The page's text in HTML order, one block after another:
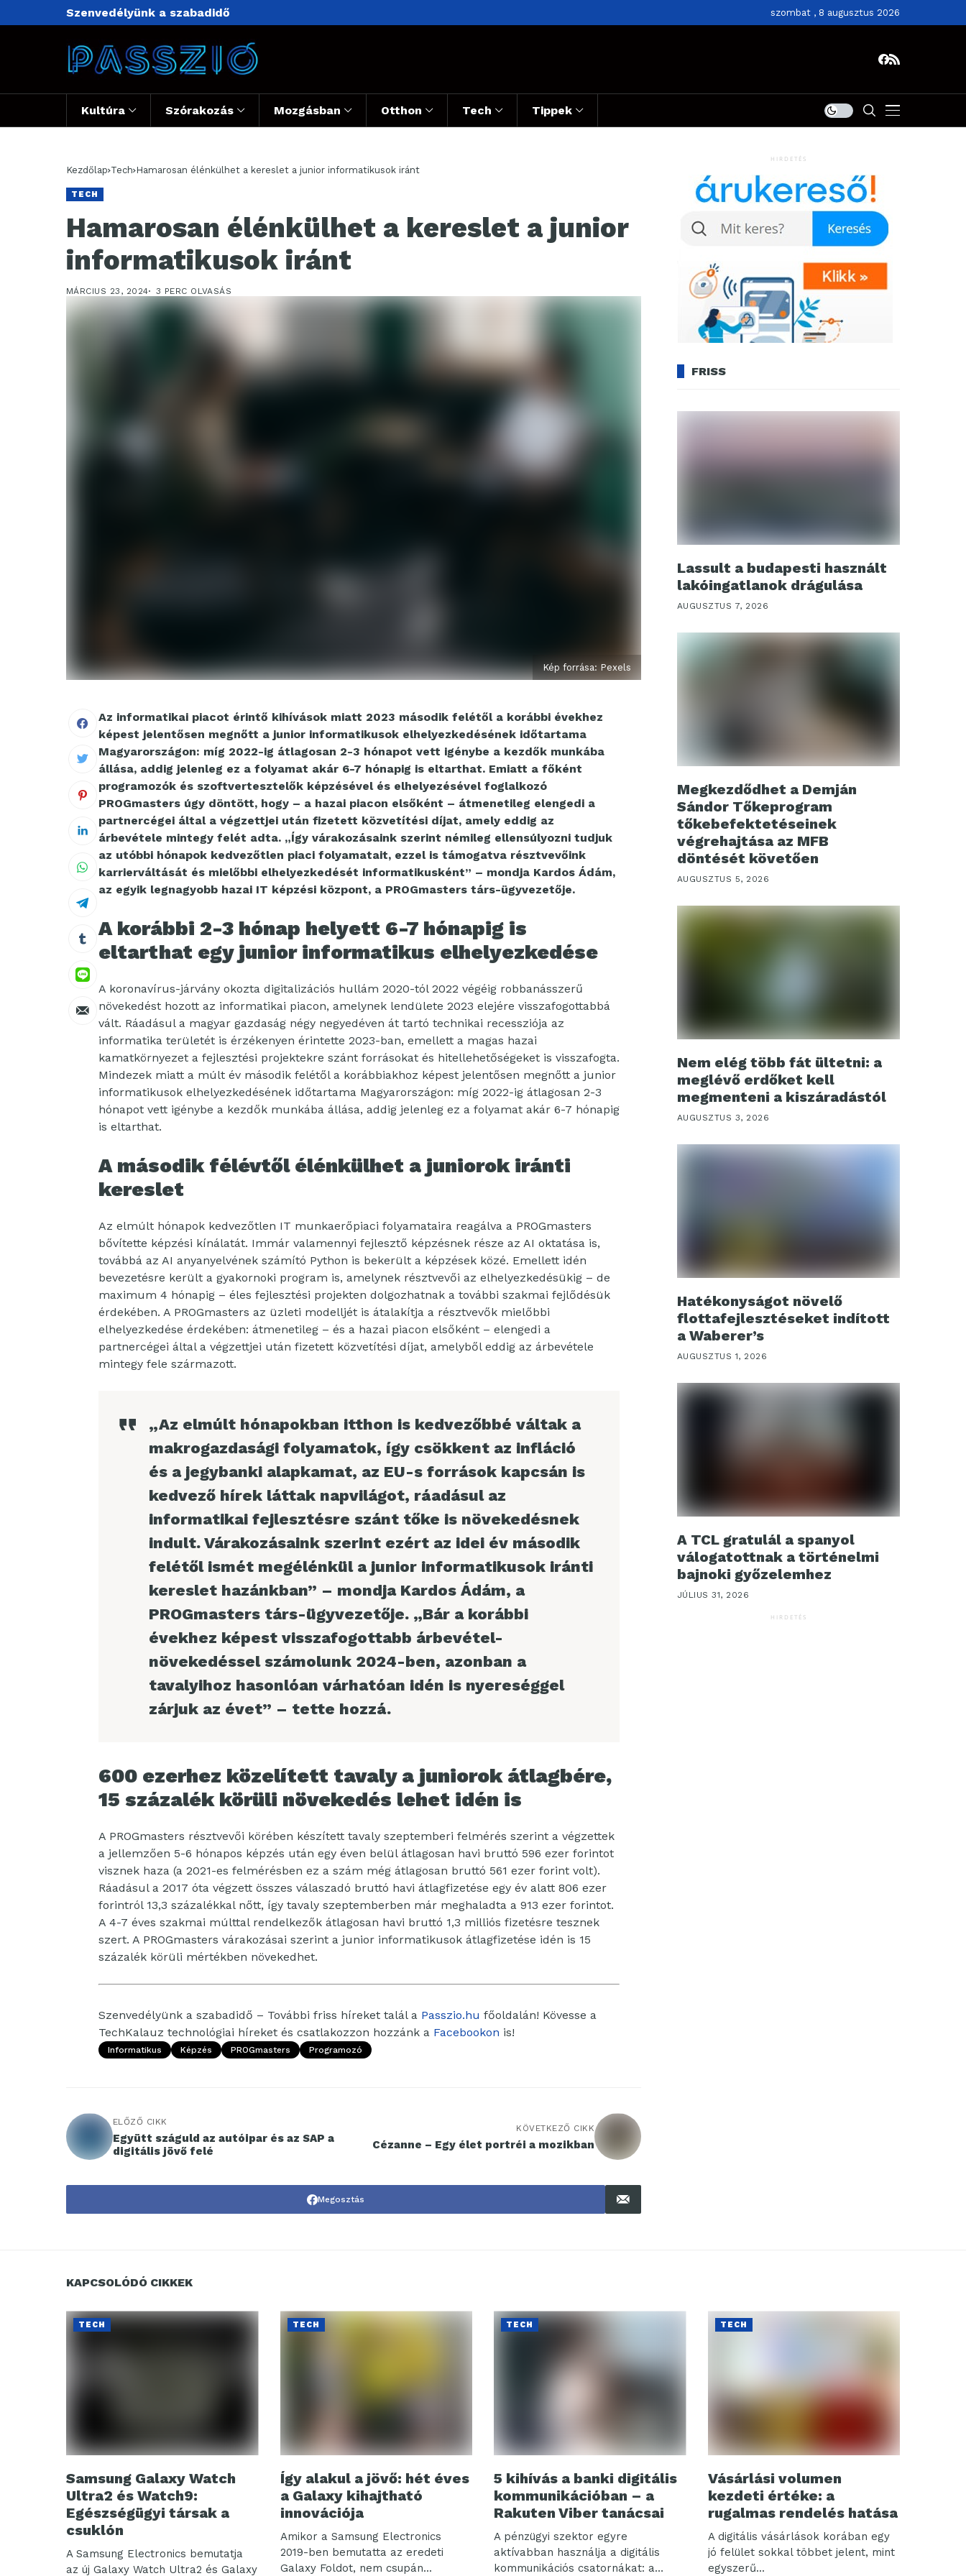
Szenvedélyünk a szabadidő szombat , 8 augusztus 2026
Kultúra Szórakozás Mozgásban Otthon Tech Tippek
Kezdőlap Tech Hamarosan élénkülhet a kereslet a junior informatikusok iránt
TECH
Hamarosan élénkülhet a kereslet a junior
informatikusok iránt
MÁRCIUS 23, 2024 3 PERC OLVASÁS
Kép forrása: Pexels
Az informatikai piacot érintő kihívások miatt 2023 második felétől a korábbi évekhez
képest jelentősen megnőtt a junior informatikusok elhelyezkedésének időtartama
Magyarországon: míg 2022-ig átlagosan 2-3 hónapot vett igénybe a kezdők munkába
állása, addig jelenleg ez a folyamat akár 6-7 hónapig is eltarthat. Emiatt a főként
programozók és szoftvertesztelők képzésével és elhelyezésével foglalkozó
PROGmasters úgy döntött, hogy – a hazai piacon elsőként – átmenetileg elengedi a
partnercégei által a végzettjei után fizetett közvetítési díjat, amely eddig az
árbevétele mintegy felét adta. „Így várakozásaink szerint némileg ellensúlyozni tudjuk
az utóbbi hónapok kedvezőtlen piaci folyamatait, ezzel is támogatva résztvevőink
karrierváltását és mielőbbi elhelyezkedését informatikusként” – mondja Kardos Ádám,
az egyik legnagyobb hazai IT képzési központ, a PROGmasters társ-ügyvezetője.
A korábbi 2-3 hónap helyett 6-7 hónapig is
eltarthat egy junior informatikus elhelyezkedése
A koronavírus-járvány okozta digitalizációs hullám 2020-tól 2022 végéig robbanásszerű
növekedést hozott az informatikai piacon, amelynek lendülete 2023 elejére visszafogottabbá
vált. Ráadásul a magyar gazdaság négy negyedéven át tartó technikai recessziója az
informatika területét is érzékenyen érintette 2023-ban, emellett a magas hazai
kamatkörnyezet a fejlesztési projektekre szánt forrásokat és hitellehetőségeket is visszafogta.
Mindezek miatt a múlt év második felétől a korábbiakhoz képest jelentősen megnőtt a junior
informatikusok elhelyezkedésének időtartama Magyarországon: míg 2022-ig átlagosan 2-3
hónapot vett igénybe a kezdők munkába állása, addig jelenleg ez a folyamat akár 6-7 hónapig
is eltarthat.
A második félévtől élénkülhet a juniorok iránti
kereslet
Az elmúlt hónapok kedvezőtlen IT munkaerőpiaci folyamataira reagálva a PROGmasters
bővítette képzési kínálatát. Immár valamennyi fejlesztő képzésnek része az AI oktatása is,
továbbá az AI anyanyelvének számító Python is bekerült a képzések közé. Emellett idén
bevezetésre került a gyakornoki program is, amelynek résztvevői az elhelyezkedésükig – de
maximum 4 hónapig – éles fejlesztési projekten dolgozhatnak a további szakmai fejlődésük
érdekében. A PROGmasters az üzleti modelljét is átalakítja a résztvevők mielőbbi
elhelyezkedése érdekében: átmenetileg – és a hazai piacon elsőként – elengedi a
partnercégei által a végzettjei után fizetett közvetítési díjat, amelyből eddig az árbevétele
mintegy fele származott.
„Az elmúlt hónapokban itthon is kedvezőbbé váltak a
makrogazdasági folyamatok, így csökkent az infláció
és a jegybanki alapkamat, az EU-s források kapcsán is
kedvező hírek láttak napvilágot, ráadásul az
informatikai fejlesztésre szánt tőke is növekedésnek
indult. Várakozásaink szerint ezért az idei év második
felétől ismét megélénkül a junior informatikusok iránti
kereslet hazánkban” – mondja Kardos Ádám, a
PROGmasters társ-ügyvezetője. „Bár a korábbi
évekhez képest visszafogottabb árbevétel-
növekedéssel számolunk 2024-ben, azonban a
tavalyihoz hasonlóan várhatóan idén is nyereséggel
zárjuk az évet” – tette hozzá.
600 ezerhez közelített tavaly a juniorok átlagbére,
15 százalék körüli növekedés lehet idén is
A PROGmasters résztvevői körében készített tavaly szeptemberi felmérés szerint a végzettek
a jellemzően 5-6 hónapos képzés után egy éven belül átlagosan havi bruttó 596 ezer forintot
visznek haza (a 2021-es felmérésben ez a szám még átlagosan bruttó 561 ezer forint volt).
Ráadásul a 2017 óta végzett összes válaszadó bruttó havi átlagfizetése egy év alatt 806 ezer
forintról 13,3 százalékkal nőtt, így tavaly szeptemberben már meghaladta a 913 ezer forintot.
A 4-7 éves szakmai múlttal rendelkezők átlagosan havi bruttó 1,3 milliós fizetésre tesznek
szert. A PROGmasters várakozásai szerint a junior informatikusok átlagfizetése idén is 15
százalék körüli mértékben növekedhet.
Szenvedélyünk a szabadidő – További friss híreket talál a Passzio.hu főoldalán! Kövesse a
TechKalauz technológiai híreket és csatlakozzon hozzánk a Facebookon is!
Informatikus Képzés PROGmasters Programozó
ELŐZŐ CIKK
Együtt száguld az autóipar és az SAP a
digitális jövő felé
KÖVETKEZŐ CIKK
Cézanne – Egy élet portréi a mozikban
Megosztás
HIRDETÉS
FRISS
Lassult a budapesti használt
lakóingatlanok drágulása
AUGUSZTUS 7, 2026
Megkezdődhet a Demján
Sándor Tőkeprogram
tőkebefektetéseinek
végrehajtása az MFB
döntését követően
AUGUSZTUS 5, 2026
Nem elég több fát ültetni: a
meglévő erdőket kell
megmenteni a kiszáradástól
AUGUSZTUS 3, 2026
Hatékonyságot növelő
flottafejlesztéseket indított
a Waberer’s
AUGUSZTUS 1, 2026
A TCL gratulál a spanyol
válogatottnak a történelmi
bajnoki győzelemhez
JÚLIUS 31, 2026
HIRDETÉS
KAPCSOLÓDÓ CIKKEK
TECH
Samsung Galaxy Watch
Ultra2 és Watch9:
Egészségügyi társak a
csuklón
A Samsung Electronics bemutatja
az új Galaxy Watch Ultra2 és Galaxy
TECH
Így alakul a jövő: hét éves
a Galaxy kihajtható
innovációja
Amikor a Samsung Electronics
2019-ben bemutatta az eredeti
Galaxy Foldot, nem csupán...
TECH
5 kihívás a banki digitális
kommunikációban – a
Rakuten Viber tanácsai
A pénzügyi szektor egyre
aktívabban használja a digitális
kommunikációs csatornákat: a
TECH
Vásárlási volumen
kezdeti értéke: a
rugalmas rendelés hatása
A digitális vásárlások korában egy
jó felület sokkal többet jelent, mint
egyszerű...